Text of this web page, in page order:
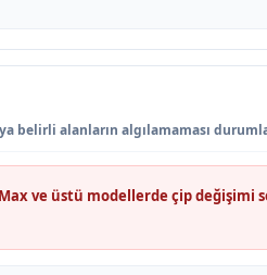
belirli alanların algılamaması
ve üstü modellerde çip değişimi